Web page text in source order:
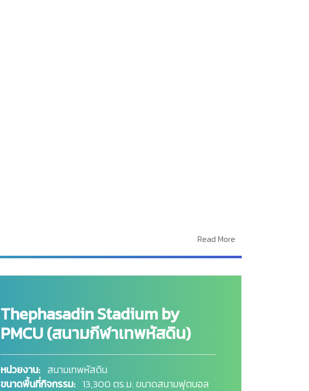
Read More
Thephasadin Stadium by
PMCU (สนามกีฬาเทพหัสดิน)
หน่วยงาน: สนามเทพหัสดิน
ขนาดพื้นที่กิจกรรม: 13,300 ตร.ม. ขนาดสนามฟุตบอล